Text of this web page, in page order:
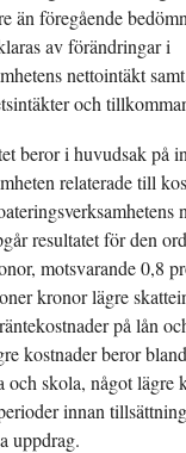
än föregående
av förändringar i
nettointäkt
och
beror i huvudsak på
relaterade till
resultatet för den
motsvarande 0,8
kronor lägre
på lån
kostnader beror
och skola, något lägre
innan
uppdrag.